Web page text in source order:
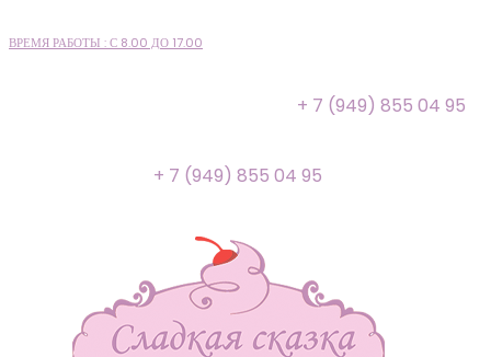
ВРЕМЯ РАБОТЫ : С 8.00 ДО 17.00
+ 7 (949) 855 04 95
+ 7 (949) 855 04 95